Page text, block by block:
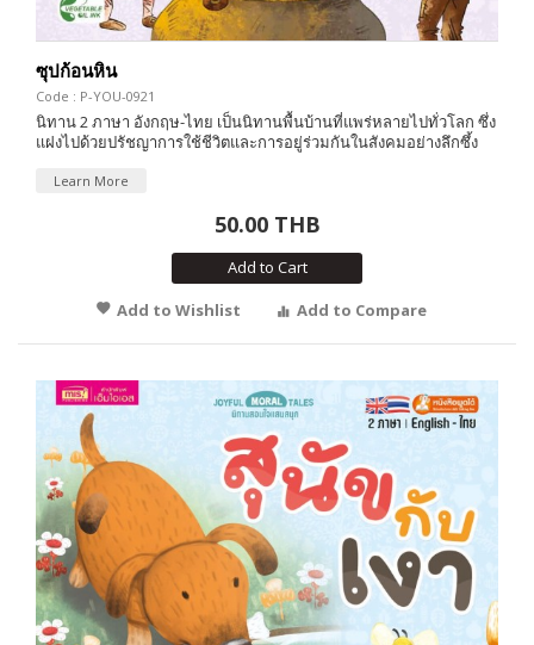
ซุปก้อนหิน
Code : P-YOU-0921
นิทาน 2 ภาษา อังกฤษ-ไทย เป็นนิทานพื้นบ้านที่แพร่หลายไปทั่วโลก ซึ่ง
แฝงไปด้วยปรัชญาการใช้ชีวิตและการอยู่ร่วมกันในสังคมอย่างลึกซึ้ง
Learn More
50.00 THB
Add to Cart
Add to Wishlist
Add to Compare